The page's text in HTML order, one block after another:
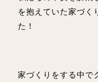
を抱えていた家づく
た！
家づくりをする中で